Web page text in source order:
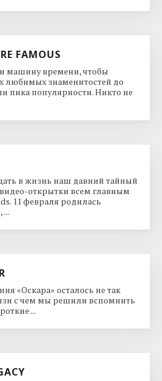
FAMOUS
машину времени, чтобы
любимых знаменитостей до
пика популярности. Никто не
в жизнь наш давний тайный
открытки всем главным
11 февраля родилась
«Оскара» осталось не так
с чем мы решили вспомнить
...